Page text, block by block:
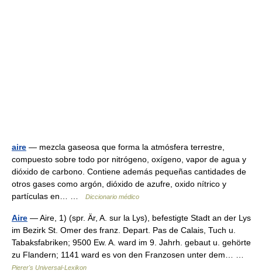
aire — mezcla gaseosa que forma la atmósfera terrestre,
compuesto sobre todo por nitrógeno, oxígeno, vapor de agua y
dióxido de carbono. Contiene además pequeñas cantidades de
otros gases como argón, dióxido de azufre, oxido nítrico y
partículas en… …
Diccionario médico
Aire — Aire, 1) (spr. Är, A. sur la Lys), befestigte Stadt an der Lys
im Bezirk St. Omer des franz. Depart. Pas de Calais, Tuch u.
Tabaksfabriken; 9500 Ew. A. ward im 9. Jahrh. gebaut u. gehörte
zu Flandern; 1141 ward es von den Franzosen unter dem… …
Pierer's Universal-Lexikon